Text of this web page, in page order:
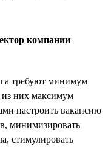
компании
требуют минимум
из них максимум
настроить вакансию
минимизировать
стимулировать